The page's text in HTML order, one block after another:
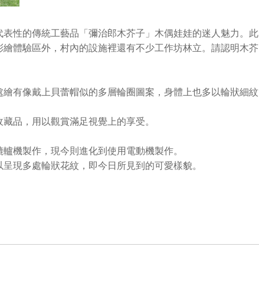
性的傳統工藝品「彌治郎木芥子」木偶娃娃的迷人魅力。此
體驗區外，村內的設施裡還有不少工作坊林立。請認明木芥
有像戴上貝蕾帽似的多層輪圈圖案，身體上也多以輪狀細紋
品，用以觀賞滿足視覺上的享受。
機製作，現今則進化到使用電動機製作。
現多處輪狀花紋，即今日所見到的可愛樣貌。